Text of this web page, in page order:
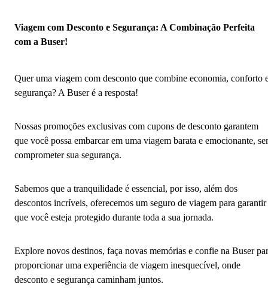
Viagem com Desconto e Segurança: A Combinação Perfeita
com a Buser!
Quer uma viagem com desconto que combine economia, conforto
segurança? A Buser é a resposta!
Nossas promoções exclusivas com cupons de desconto garantem
que você possa embarcar em uma viagem barata e emocionante,
comprometer sua segurança.
Sabemos que a tranquilidade é essencial, por isso, além dos
descontos incríveis, oferecemos um seguro de viagem para garantir
que você esteja protegido durante toda a sua jornada.
Explore novos destinos, faça novas memórias e confie na Buser
proporcionar uma experiência de viagem inesquecível, onde
desconto e segurança caminham juntos.